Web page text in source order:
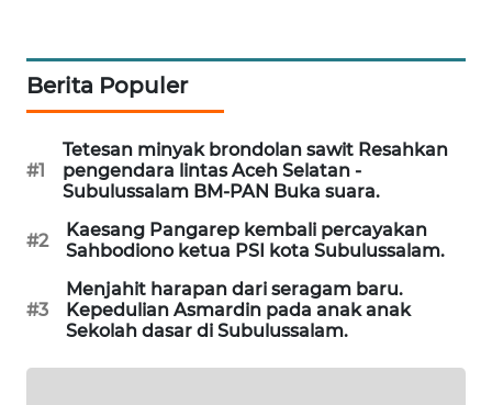
Berita Populer
#1
Tetesan minyak brondolan sawit Resahkan
pengendara lintas Aceh Selatan -
Subulussalam BM-PAN Buka suara.
#2
Kaesang Pangarep kembali percayakan
Sahbodiono ketua PSI kota Subulussalam.
#3
Menjahit harapan dari seragam baru.
Kepedulian Asmardin pada anak anak
Sekolah dasar di Subulussalam.
NEWS
JURNAL
MARITIM
HUMBANG
NEWS
GARONGGANG
NEWS